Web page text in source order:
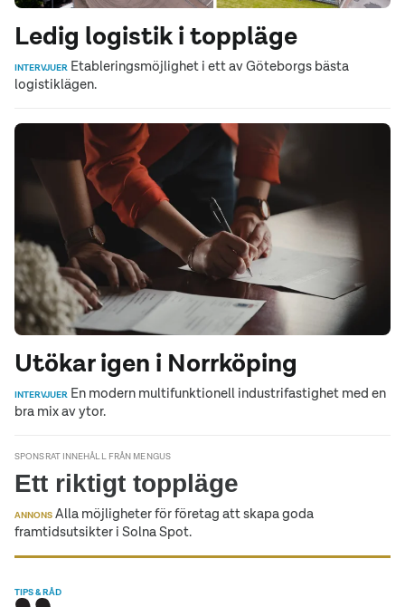
Ledig logistik i toppläge
INTERVJUER Etableringsmöjlighet i ett av Göteborgs bästa
logistiklägen.
Utökar igen i Norrköping
INTERVJUER En modern multifunktionell industrifastighet med en
bra mix av ytor.
SPONSRAT INNEHÅLL FRÅN MENGUS
Ett riktigt toppläge
ANNONS Alla möjligheter för företag att skapa goda
framtidsutsikter i Solna Spot.
TIPS & RÅD